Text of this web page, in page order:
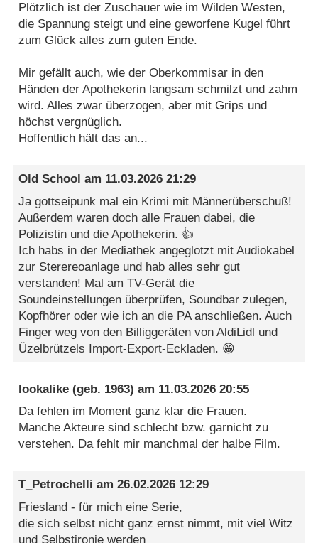
Plötzlich ist der Zuschauer wie im Wilden Westen,
die Spannung steigt und eine geworfene Kugel führt
zum Glück alles zum guten Ende.
Mir gefällt auch, wie der Oberkommisar in den
Händen der Apothekerin langsam schmilzt und zahm
wird. Alles zwar überzogen, aber mit Grips und
höchst vergnüglich.
Hoffentlich hält das an...
Old School am 11.03.2026 21:29
Ja gottseipunk mal ein Krimi mit Männerüberschuß!
Außerdem waren doch alle Frauen dabei, die
Polizistin und die Apothekerin. 👍
Ich habs in der Mediathek angeglotzt mit Audiokabel
zur Sterereoanlage und hab alles sehr gut
verstanden! Mal am TV-Gerät die
Soundeinstellungen überprüfen, Soundbar zulegen,
Kopfhörer oder wie ich an die PA anschließen. Auch
Finger weg von den Billiggeräten von AldiLidl und
Üzelbrützels Import-Export-Eckladen. 😁
lookalike (geb. 1963) am 11.03.2026 20:55
Da fehlen im Moment ganz klar die Frauen.
Manche Akteure sind schlecht bzw. garnicht zu
verstehen. Da fehlt mir manchmal der halbe Film.
T_Petrochelli am26.02.2026 12:29
Friesland - für mich eine Serie,
die sich selbst nicht ganz ernst nimmt, mit viel Witz
und Selbstironie werden